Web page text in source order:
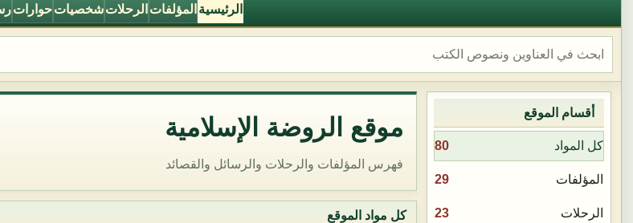
الرئيسية المؤلفات الرحلات شخصيات حوارات
أقسام الموقع
كل المواد 80
المؤلفات 29
الرحلات 23
موقع الروضة الإسلامية
فهرس المؤلفات والرحلات والرسائل والقصائد
كل مواد الموقع